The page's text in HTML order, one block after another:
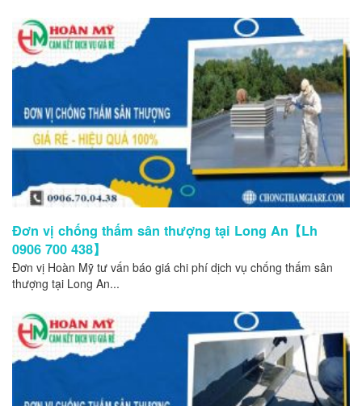
Đơn vị chống thấm sân thượng tại Long An【Lh
0906 700 438】
Đơn vị Hoàn Mỹ tư vấn báo giá chi phí dịch vụ chống thấm sân
thượng tại Long An...